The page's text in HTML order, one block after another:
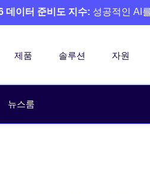
데이터 준비도 지수: 성공적인 AI
제품 솔루션 자원
뉴스룸